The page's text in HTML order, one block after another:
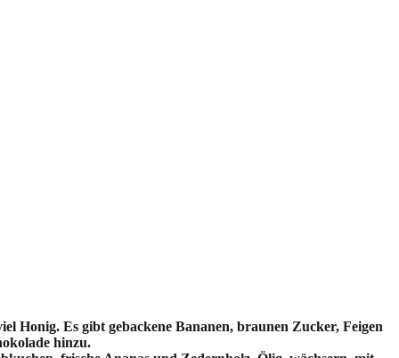
Honig. Es gibt gebackene Bananen, braunen Zucker, Feigen
hinzu.